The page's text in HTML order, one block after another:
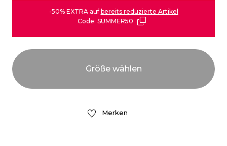
-50% EXTRA auf bereits reduzierte Artikel
Code: SUMMER50
Merken